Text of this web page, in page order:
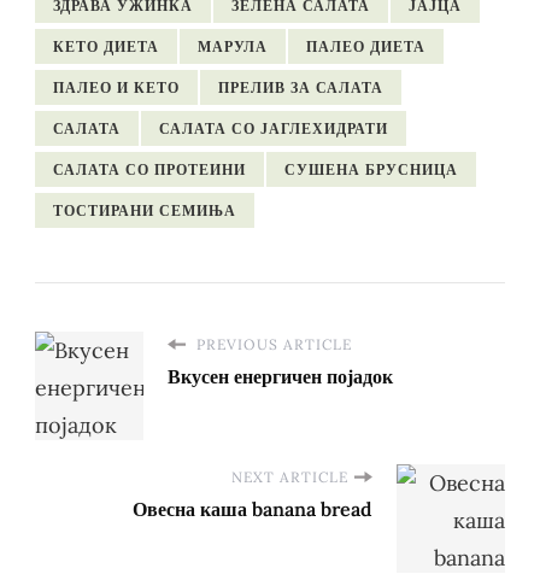
ЗДРАВА УЖИНКА ЗЕЛЕНА САЛАТА ЈАЈЦА
КЕТО ДИЕТА МАРУЛА ПАЛЕО ДИЕТА
ПАЛЕО И КЕТО ПРЕЛИВ ЗА САЛАТА
САЛАТА САЛАТА СО ЈАГЛЕХИДРАТИ
САЛАТА СО ПРОТЕИНИ СУШЕНА БРУСНИЦА
ТОСТИРАНИ СЕМИЊА
PREVIOUS ARTICLE
Вкусен енергичен појадок
NEXT ARTICLE
Овесна каша banana bread